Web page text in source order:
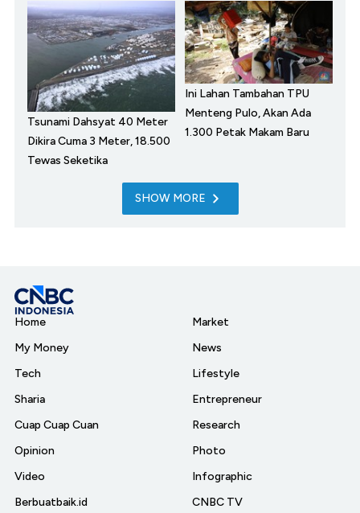
Tsunami Dahsyat 40 Meter
Dikira Cuma 3 Meter, 18.500
Tewas Seketika
Ini Lahan Tambahan TPU
Menteng Pulo, Akan Ada
1.300 Petak Makam Baru
SHOW MORE
Home
My Money
Tech
Sharia
Cuap Cuap Cuan
Opinion
Video
Berbuatbaik.id
Market
News
Lifestyle
Entrepreneur
Research
Photo
Infographic
CNBC TV